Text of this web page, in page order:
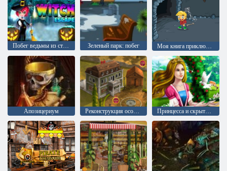
Побег ведьмы из страшного дворца Палани Зеленый парк: побег Моя книга приключений 2
Апозицериум Реконструкция особняка Принцесса и скрытые объекты